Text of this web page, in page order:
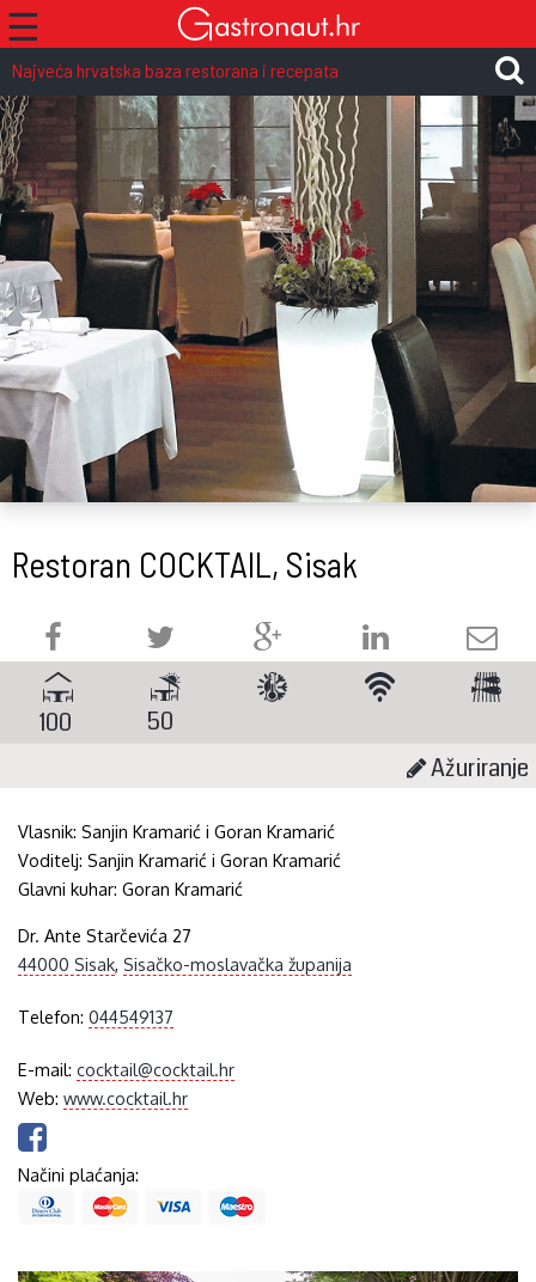
☰
Najveća hrvatska baza restorana i recepata
Restoran COCKTAIL, Sisak
100
50
Ažuriranje
Vlasnik:Sanjin Kramarić i Goran Kramarić
Voditelj:Sanjin Kramarić i Goran Kramarić
Glavni kuhar:Goran Kramarić
Dr. Ante Starčevića 27
44000 Sisak,Sisačko-moslavačka županija
Telefon:044549137
E-mail:cocktail@cocktail.hr
Web:www.cocktail.hr
Načini plaćanja: